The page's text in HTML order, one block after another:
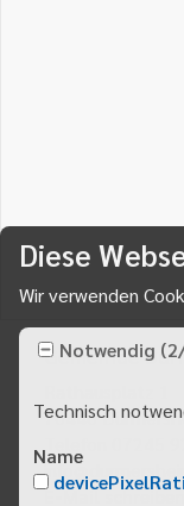
Gemeinde
76448
E-Mail schreiben
Diese
Wir verwenden
Notwendig (2
Technisch
Name